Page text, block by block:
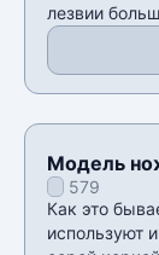
лезвии
Модель
v34579
Как это
используют